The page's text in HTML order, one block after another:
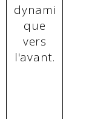
dynami
que
vers
l'avant.